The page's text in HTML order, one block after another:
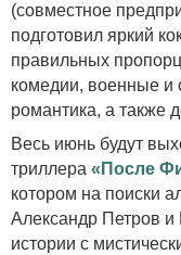
(совместное
подготовил яркий
правильных
комедии, военные и
романтика, а также
Весь июнь будут
триллера «После
котором на поиски
Александр Петров
истории с